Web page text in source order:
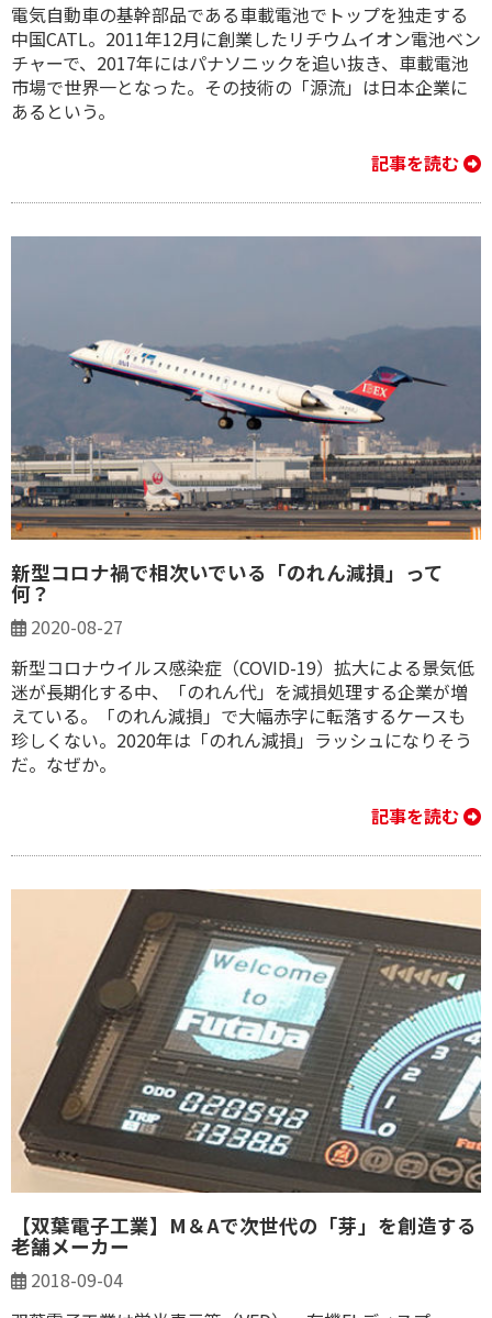
電気自動車の基幹部品である車載電池でトップを独走する
中国CATL。2011年12月に創業したリチウムイオン電池ベン
チャーで、2017年にはパナソニックを追い抜き、車載電池
市場で世界一となった。その技術の「源流」は日本企業に
あるという。
記事を読む
新型コロナ禍で相次いでいる「のれん減損」って
何？
2020-08-27
新型コロナウイルス感染症（COVID-19）拡大による景気低
迷が長期化する中、「のれん代」を減損処理する企業が増
えている。「のれん減損」で大幅赤字に転落するケースも
珍しくない。2020年は「のれん減損」ラッシュになりそう
だ。なぜか。
記事を読む
【双葉電子工業】M＆Aで次世代の「芽」を創造する
老舗メーカー
2018-09-04